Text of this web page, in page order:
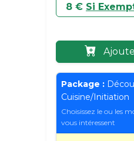
8 € Si
Package :
Cuisine/Initiation
Choisissez le ou les
vous intéressent